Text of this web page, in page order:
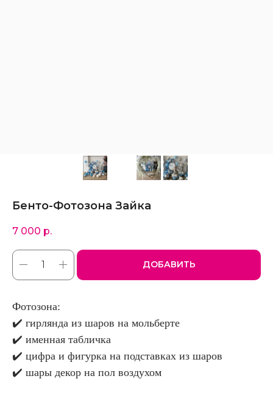
Бенто-Фотозона Зайка
7 000 р.
ДОБАВИТЬ
Фотозона:
✔️ гирлянда из шаров на мольберте
✔️ именная табличка
✔️ цифра и фигурка на подставках из шаров
✔️ шары декор на пол воздухом